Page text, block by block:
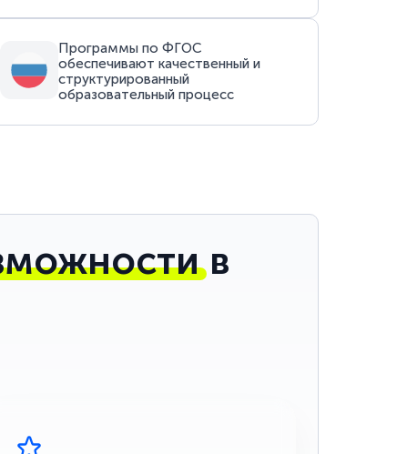
Программы по ФГОС
обеспечивают качественный и
структурированный
образовательный процесс
в